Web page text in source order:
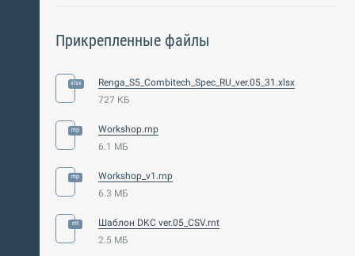
Прикрепленные файлы
Renga_S5_Combitech_Spec_RU_ver.05_31.xlsx
727 КБ
Workshop.rnp
6.1 МБ
Workshop_v1.rnp
6.3 МБ
Шаблон DKC ver.05_CSV.rnt
2.5 МБ